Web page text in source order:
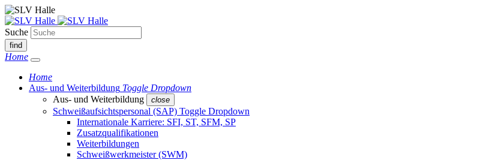
Suche
find
Home
Home
Aus- und Weiterbildung Toggle Dropdown
Aus- und Weiterbildung
close
Schweißaufsichtspersonal (SAP) Toggle Dropdown
Internationale Karriere: SFI, ST, SFM, SP
Zusatzqualifikationen
Weiterbildungen
Schweißwerkmeister (SWM)